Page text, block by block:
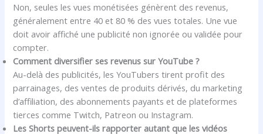
Non, seules les vues monétisées génèrent des revenus,
généralement entre 40 et 80 % des vues totales. Une vue
doit avoir affiché une publicité non ignorée ou validée pour
compter.
Comment diversifier ses revenus sur YouTube ?
Au-delà des publicités, les YouTubers tirent profit des
parrainages, des ventes de produits dérivés, du marketing
d’affiliation, des abonnements payants et de plateformes
tierces comme Twitch, Patreon ou Instagram.
Les Shorts peuvent-ils rapporter autant que les vidéos